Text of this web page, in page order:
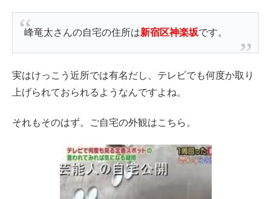
峰竜太さんの自宅の住所は新宿区神楽坂です。
実はけっこう近所では有名だし、テレビでも何度か取り
上げられておられるようなんですよね。
それもそのはず。ご自宅の外観はこちら。